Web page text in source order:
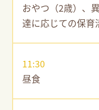
おやつ（2歳）、
達に応じての保育
11:30
昼食